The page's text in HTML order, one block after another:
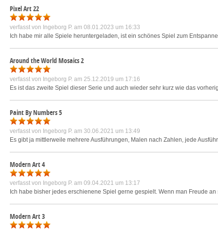
Pixel Art 22
verfasst von Ingeborg P. am 08.01.2023 um 16:33
Ich habe mir alle Spiele heruntergeladen, ist ein schönes Spiel zum
Around the World Mosaics 2
verfasst von Ingeborg P. am 25.12.2019 um 17:16
Es ist das zweite Spiel dieser Serie und auch wieder sehr kurz wie das
Paint By Numbers 5
verfasst von Ingeborg P. am 30.06.2021 um 13:49
Es gibt ja mittlerweile mehrere Ausführungen, Malen nach Zahlen, jede
Modern Art 4
verfasst von Ingeborg P. am 09.04.2021 um 13:17
Ich habe bisher jedes erschienene Spiel gerne gespielt. Wenn man Freude
Modern Art 3